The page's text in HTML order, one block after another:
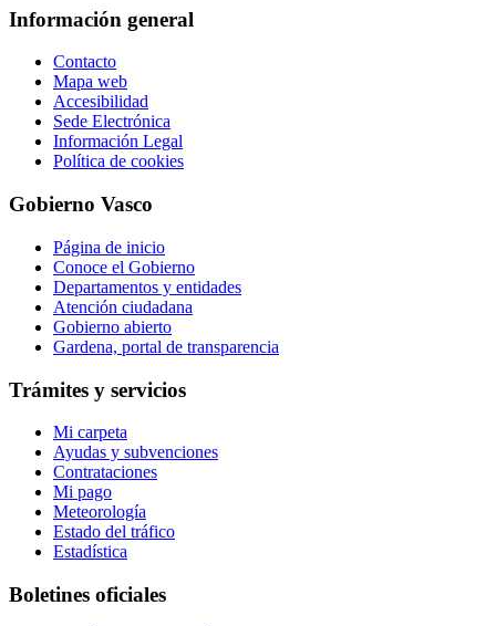
Información general
Contacto
Mapa web
Accesibilidad
Sede Electrónica
Información Legal
Política de cookies
Gobierno Vasco
Página de inicio
Conoce el Gobierno
Departamentos y entidades
Atención ciudadana
Gobierno abierto
Gardena, portal de transparencia
Trámites y servicios
Mi carpeta
Ayudas y subvenciones
Contrataciones
Mi pago
Meteorología
Estado del tráfico
Estadística
Boletines oficiales